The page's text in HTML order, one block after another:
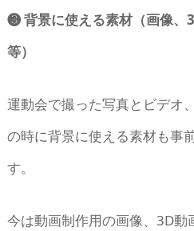
❸ 背景に使える素材（画像、
等）
運動会で撮った写真とビデオ
の時に背景に使える素材も事
す。
今は動画制作用の画像、3D